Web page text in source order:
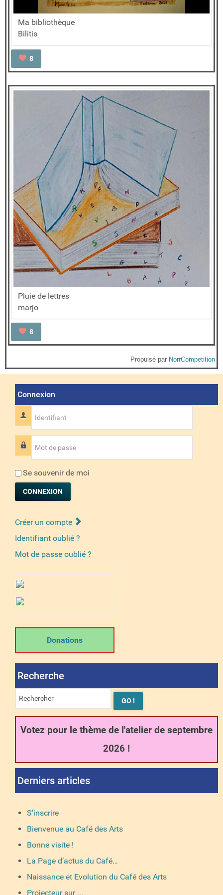
Ma bibliothèque
Bilitis
8
Pluie de lettres
marjo
8
Propulsé par NorrCompetition
Connexion
Identifiant
Mot de passe
Se souvenir de moi
CONNEXION
Créer un compte
Identifiant oublié ?
Mot de passe oublié ?
Donations
Recherche
Votez pour le thème de l'atelier de septembre
2026 !
Derniers articles
S'inscrire
Bienvenue au Café des Arts
Bonne visite !
La Page d’actus du Café…
Naissance et Evolution du Café des Arts
Projecteur sur ...